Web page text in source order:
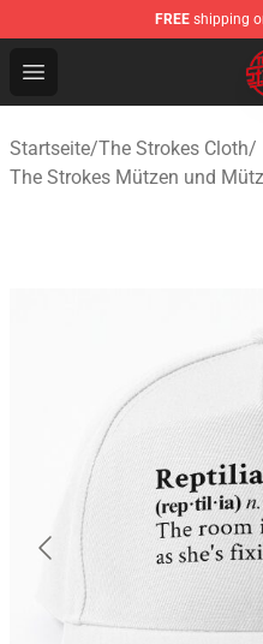
FREE shipping
Open menu
The Strokes Shop -
Startseite/The Strokes Cloth/
The Strokes Mützen und